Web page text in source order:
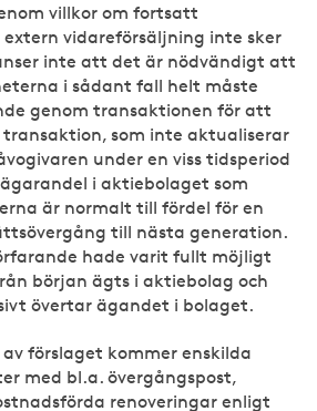
villkor om fortsatt
vidareförsäljning inte sker
inte att det är nödvändigt att
i sådant fall helt måste
genom transaktionen för att
transaktion, som inte aktualiserar
under en viss tidsperiod
i aktiebolaget som
är normalt till fördel för en
till nästa generation.
hade varit fullt möjligt
början ägts i aktiebolag och
övertar ägandet i bolaget.
förslaget kommer enskilda
med bl.a. övergångspost,
renoveringar enligt